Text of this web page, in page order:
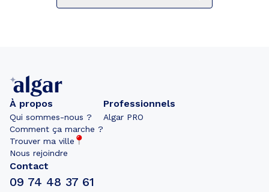
À propos
Qui sommes-nous ?
Comment ça marche ?
Trouver ma ville
Nous rejoindre
Professionnels
Algar PRO
Contact
09 74 48 37 61